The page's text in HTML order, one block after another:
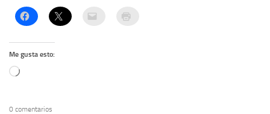
Me gusta esto:
Cargando...
0 comentarios